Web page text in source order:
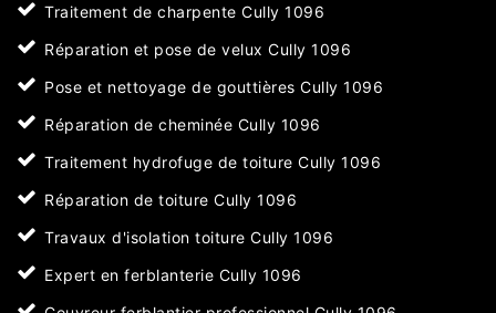
Traitement de charpente Cully 1096
Réparation et pose de velux Cully 1096
Pose et nettoyage de gouttières Cully 1096
Réparation de cheminée Cully 1096
Traitement hydrofuge de toiture Cully 1096
Réparation de toiture Cully 1096
Travaux d'isolation toiture Cully 1096
Expert en ferblanterie Cully 1096